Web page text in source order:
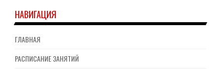
НАВИГАЦИЯ
ГЛАВНАЯ
РАСПИСАНИЕ ЗАНЯТИЙ